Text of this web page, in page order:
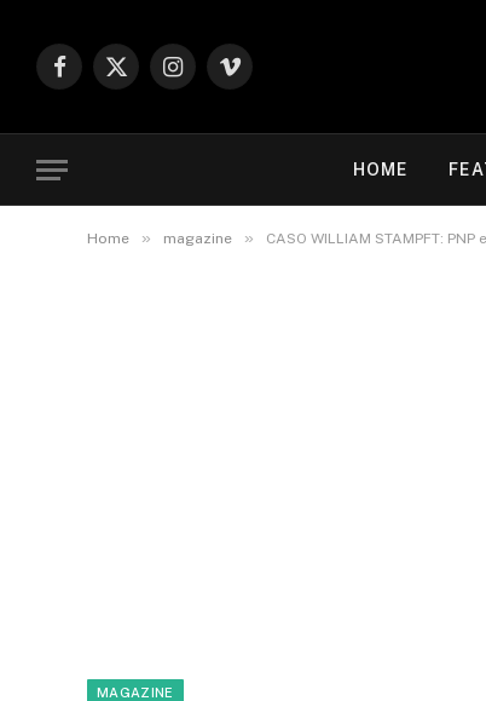
Facebook
X
Instagram
Vimeo
HOME
Home » magazine » CASO WILLIAM STAMPFT:
MAGAZINE